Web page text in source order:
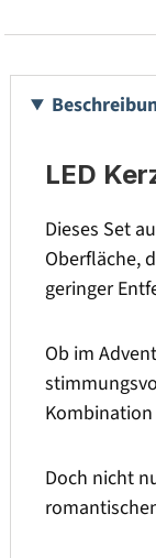
LED
Dieses Set
Oberfläche,
geringer
Ob im
Doch nicht